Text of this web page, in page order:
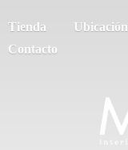
Tienda
Ubicación
Contacto